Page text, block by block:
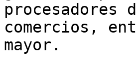
procesadores
comercios,
mayor.